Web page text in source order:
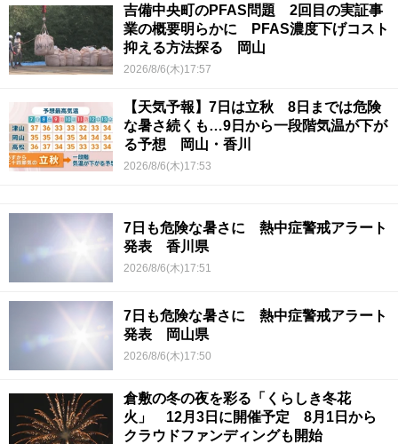
吉備中央町のPFAS問題 2回目の実証事
業の概要明らかに PFAS濃度下げコスト
抑える方法探る 岡山
2026/8/6(木)17:57
【天気予報】7日は立秋 8日までは危険
な暑さ続くも…9日から一段階気温が下が
る予想 岡山・香川
2026/8/6(木)17:53
7日も危険な暑さに 熱中症警戒アラート
発表 香川県
2026/8/6(木)17:51
7日も危険な暑さに 熱中症警戒アラート
発表 岡山県
2026/8/6(木)17:50
倉敷の冬の夜を彩る「くらしき冬花
火」 12月3日に開催予定 8月1日から
クラウドファンディングも開始